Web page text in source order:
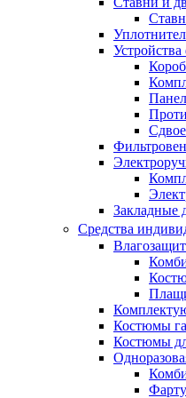
Закладные
Средства
Костюмы
Костюмы